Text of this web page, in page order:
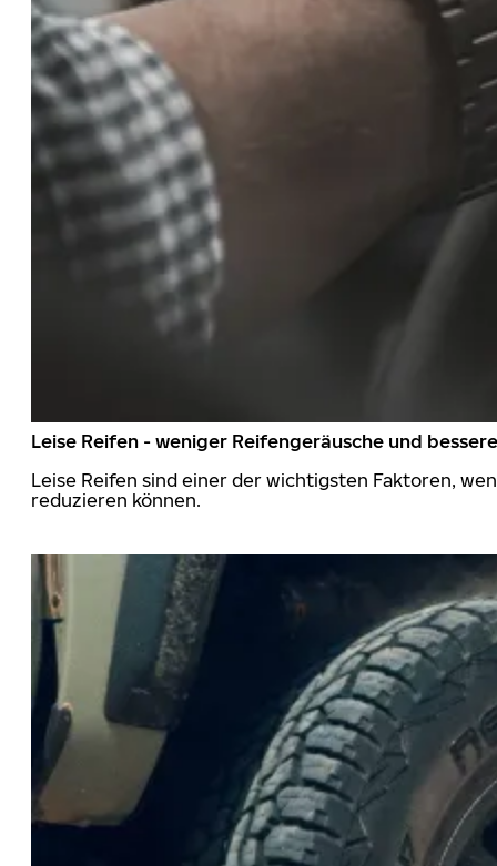
Leise Reifen - weniger Reifengeräusche und
Leise Reifen sind einer der wichtigsten Faktoren,
reduzieren können.